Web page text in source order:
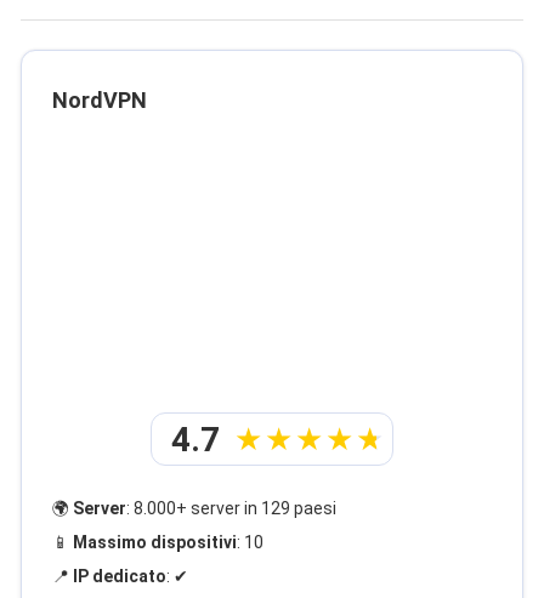
NordVPN
4.7
🌍 Server: 8.000+ server in 129 paesi
📱
Massimo dispositivi: 10
📍
IP dedicato: ✔